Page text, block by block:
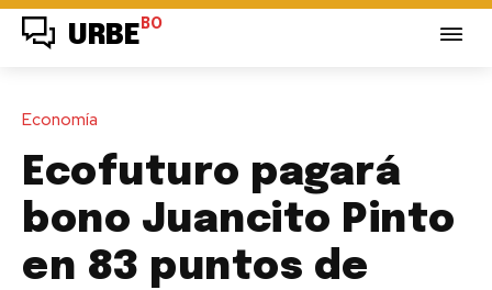
URBE BO
Economía
Ecofuturo pagará
bono Juancito Pinto
en 83 puntos de